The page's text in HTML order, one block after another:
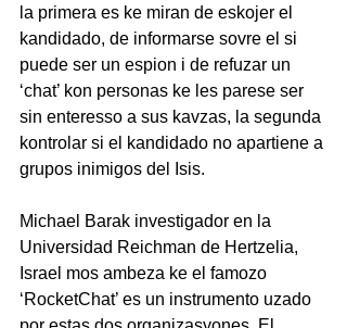
la primera es ke miran de eskojer el
kandidado, de informarse sovre el si
puede ser un espion i de refuzar un
‘chat’ kon personas ke les parese ser
sin enteresso a sus kavzas, la segunda
kontrolar si el kandidado no apartiene a
grupos inimigos del Isis.
Michael Barak investigador en la
Universidad Reichman de Hertzelia,
Israel mos ambeza ke el famozo
‘RocketChat’ es un instrumento uzado